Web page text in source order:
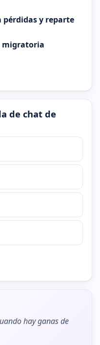
y reparte
migratoria
de chat de
hay ganas de